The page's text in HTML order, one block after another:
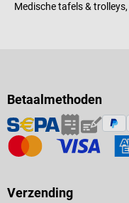
Medische tafels &
Betaalmethoden
Verzending